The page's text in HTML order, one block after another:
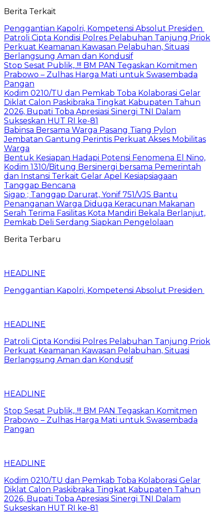
Berita Terkait
Penggantian Kapolri, Kompetensi Absolut Presiden
Patroli Cipta Kondisi Polres Pelabuhan Tanjung Priok
Perkuat Keamanan Kawasan Pelabuhan, Situasi
Berlangsung Aman dan Kondusif
Stop Sesat Publik,..!!! BM PAN Tegaskan Komitmen
Prabowo – Zulhas Harga Mati untuk Swasembada
Pangan
Kodim 0210/TU dan Pemkab Toba Kolaborasi Gelar
Diklat Calon Paskibraka Tingkat Kabupaten Tahun
2026, Bupati Toba Apresiasi Sinergi TNI Dalam
Sukseskan HUT RI ke-81
Babinsa Bersama Warga Pasang Tiang Pylon
Jembatan Gantung Perintis Perkuat Akses Mobilitas
Warga
Bentuk Kesiapan Hadapi Potensi Fenomena El Nino,
Kodim 1310/Bitung Bersinergi bersama Pemerintah
dan Instansi Terkait Gelar Apel Kesiapsiagaan
Tanggap Bencana
Sigap ; Tanggap Darurat, Yonif 751/VJS Bantu
Penanganan Warga Diduga Keracunan Makanan
Serah Terima Fasilitas Kota Mandiri Bekala Berlanjut,
Pemkab Deli Serdang Siapkan Pengelolaan
Berita Terbaru
HEADLINE
Penggantian Kapolri, Kompetensi Absolut Presiden
HEADLINE
Patroli Cipta Kondisi Polres Pelabuhan Tanjung Priok
Perkuat Keamanan Kawasan Pelabuhan, Situasi
Berlangsung Aman dan Kondusif
HEADLINE
Stop Sesat Publik,..!!! BM PAN Tegaskan Komitmen
Prabowo – Zulhas Harga Mati untuk Swasembada
Pangan
HEADLINE
Kodim 0210/TU dan Pemkab Toba Kolaborasi Gelar
Diklat Calon Paskibraka Tingkat Kabupaten Tahun
2026, Bupati Toba Apresiasi Sinergi TNI Dalam
Sukseskan HUT RI ke-81